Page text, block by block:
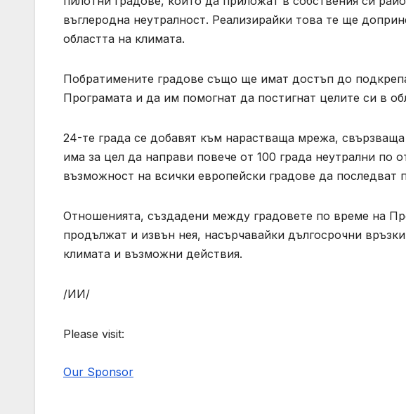
въглеродна неутралност. Реализирайки това те ще
областта на климата.
Побратимените градове също ще имат достъп до
Програмата и да им помогнат да постигнат целите си в
24-те града се добавят към нарастваща мрежа,
има за цел да направи повече от 100 града неутрални по
възможност на всички европейски градове да последват
Отношенията, създадени между градовете по време на
продължат и извън нея, насърчавайки дългосрочни
климата и възможни действия.
/ИИ/
Please visit:
Our Sponsor